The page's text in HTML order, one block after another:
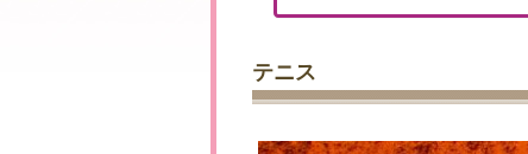
テニス